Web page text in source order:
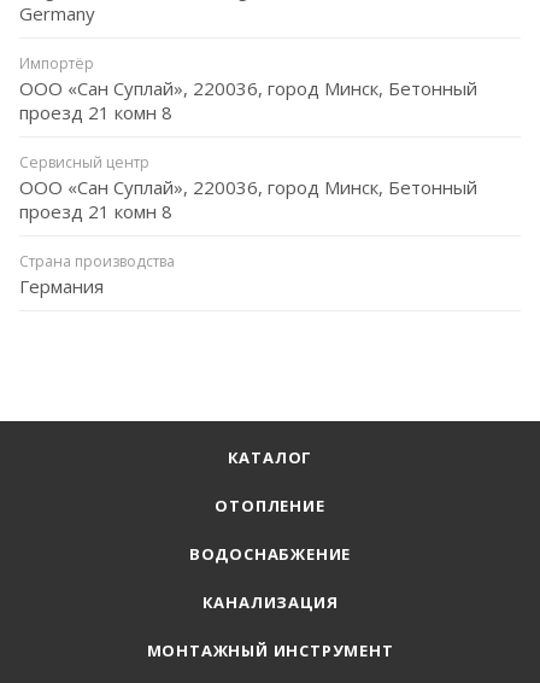
Germany
Импортёр
ООО «Сан Суплай», 220036, город Минск, Бетонный
проезд 21 комн 8
Сервисный центр
ООО «Сан Суплай», 220036, город Минск, Бетонный
проезд 21 комн 8
Страна производства
Германия
КАТАЛОГ
ОТОПЛЕНИЕ
ВОДОСНАБЖЕНИЕ
КАНАЛИЗАЦИЯ
МОНТАЖНЫЙ ИНСТРУМЕНТ